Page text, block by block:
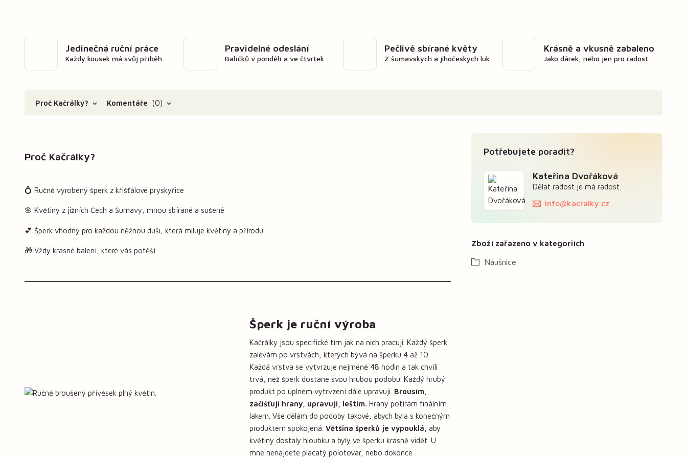
Jedinečná ruční práce
Každý kousek má svůj příběh
Pravidelné odeslání
Balíčků v pondělí a ve čtvrtek
Pečlivě sbírané květy
Z šumavských a jihočeských luk
Krásně a vkusně zabaleno
Jako dárek, nebo jen pro radost
Proč Kačrálky? Komentáře 0
Proč Kačrálky?
💍 Ručně vyrobený šperk z křišťálové pryskyřice
🌸 Květiny z jižních Čech a Šumavy, mnou sbírané a sušené
💕 Šperk vhodný pro každou něžnou duši, která miluje květiny a přírodu
🎁 Vždy krásné balení, které vás potěší
Šperk je ruční výroba
Kačrálky jsou specifické tím jak na nich pracuji. Každý šperk
zalévám po vrstvách, kterých bývá na šperku 4 až 10.
Každá vrstva se vytvrzuje nejméně 48 hodin a tak chvíli
trvá, než šperk dostane svou hrubou podobu. Každý hrubý
produkt po úplném vytrvzení dále upravuji. Brousím,
začišťuji hrany, upravuji, leštím. Hrany potírám finálním
lakem. Vše dělám do podoby takové, abych byla s konečným
produktem spokojená. Většina šperků je vypouklá,
aby
květiny dostaly hloubku a byly ve šperku krásně vidět. U
mne nenajdete placatý polotovar, nebo dokonce
Potřebujete poradit?
Kateřina Dvořáková
Dělat radost je má radost.
info@kacralky.cz
Zboží zařazeno v kategoriích
Náušnice